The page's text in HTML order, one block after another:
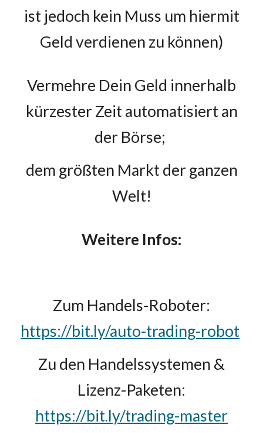
ist jedoch kein Muss um hiermit
Geld verdienen zu können)
Vermehre Dein Geld innerhalb
kürzester Zeit automatisiert an
der Börse;
dem größten Markt der ganzen
Welt!
Weitere Infos:
Zum Handels-Roboter:
https://bit.ly/auto-trading-robot
Zu den Handelssystemen &
Lizenz-Paketen:
https://bit.ly/trading-master